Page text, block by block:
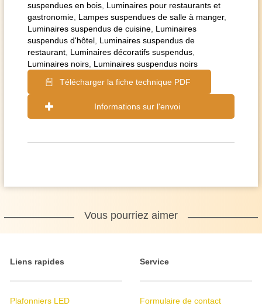
suspendues en bois Luminaires pour restaurants et
gastronomie Lampes suspendues de salle à manger,
Luminaires suspendus de cuisine Luminaires
suspendus d'hôtel Luminaires suspendus de
restaurant Luminaires décoratifs suspendus
Luminaires noirs Luminaires suspendus noirs
Télécharger la fiche technique PDF
Informations sur l'envoi
Vous pourriez aimer
Liens rapides
Plafonniers LED
Service
Formulaire de contact